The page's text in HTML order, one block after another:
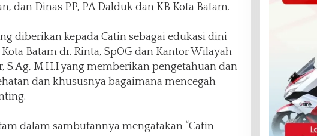
dan Dinas PP, PA Dalduk dan KB Kota Batam.
diberikan kepada Catin sebagai edukasi dini
Batam dr. Rinta, SpOG dan Kantor Wilayah
S.Ag, M.H.I yang memberikan pengetahuan dan
dan khususnya bagaimana mencegah
dalam sambutannya mengatakan “Catin